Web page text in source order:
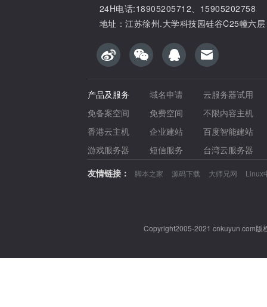
24H电话:18905205712、15905202758
地址：江苏徐州.大学科技园硅谷C25幢六层
产品及服务 域名申请
云服务器试用
免备案空间
免费空间
不限内容主机
香港云主机
企业建站
百度智能建站
游戏服务器
短信服务
台湾云服务器
友情链接：
脚本之家 源码下载 大师兄网 Linux
Copyright2005-2021 cnkuyun.com版